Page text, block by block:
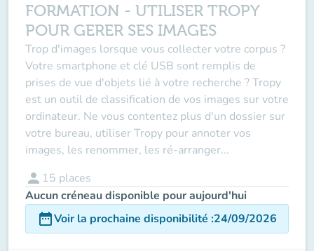
FORMATION - UTILISER TROPY
POUR GERER SES IMAGES
Trop d'images lorsque vous collecter votre corpus ?
Votre smartphone et clé USB sont remplis de
prises de vue d'objets lié à votre recherche ? Tropy
est un outil de classification de vos images sur votre
ordinateur. Ne vous contentez plus d'un dossier sur
votre bureau, utiliser Tropy pour annoter vos
images, les renommer, les ré-arranger...
person 15 places
Aucun créneau disponible pour aujourd'hui
date_rangeVoir la prochaine disponibilité :24/09/2026